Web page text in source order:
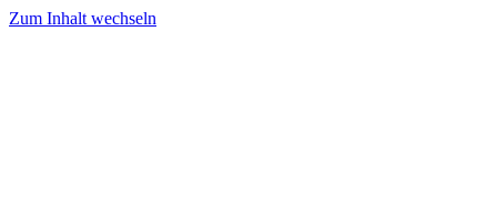
Zum Inhalt wechseln